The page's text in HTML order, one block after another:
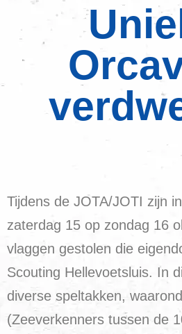
Tijdens de JOTA/JOTI zijn
zaterdag 15 op zondag 16
vlaggen gestolen die
Scouting Hellevoetsluis. In
diverse speltakken,
(Zeeverkenners tussen de